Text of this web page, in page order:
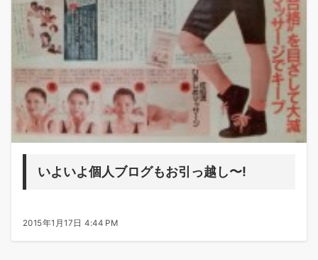
いよいよ個人ブログもお引っ越し〜!
2015年1月17日 4:44 PM